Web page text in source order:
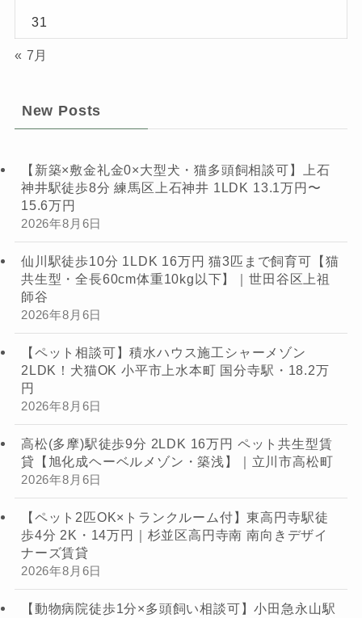
31
« 7月
New Posts
【新築×敷金礼金0×大型犬・猫多頭飼相談可】上石
神井駅徒歩8分 練馬区上石神井 1LDK 13.1万円〜
15.6万円
2026年8月6日
仙川駅徒歩10分 1LDK 16万円 猫3匹まで飼育可【猫
共生型・全長60cm体重10kg以下】｜世田谷区上祖
師谷
2026年8月6日
【ペット相談可】積水ハウス施工シャーメゾン
2LDK！犬猫OK 小平市上水本町 国分寺駅・18.2万
円
2026年8月6日
高松(多摩)駅徒歩9分 2LDK 16万円 ペット共生型賃
貸【旭化成ヘーベルメゾン・築浅】｜立川市高松町
2026年8月6日
【ペット2匹OK×トランクルーム付】東高円寺駅徒
歩4分 2K・14万円｜杉並区高円寺南 南向きデザイ
ナーズ賃貸
2026年8月6日
【動物病院徒歩1分×多頭飼い相談可】小田急永山駅